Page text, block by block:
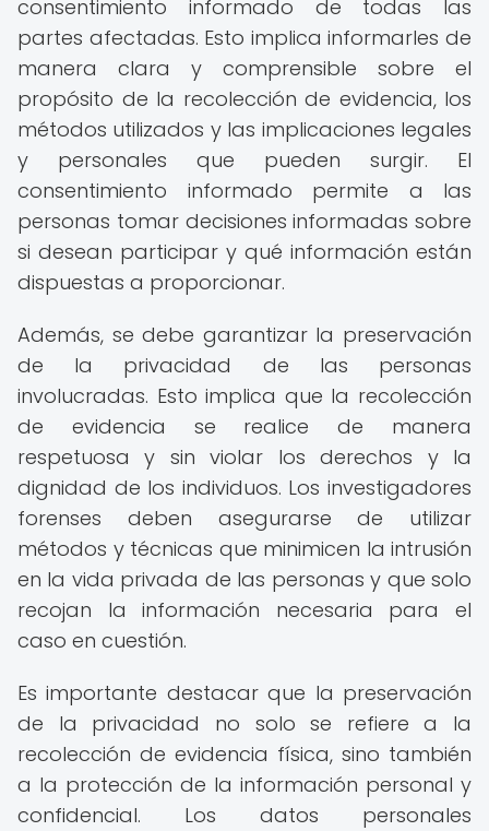
consentimiento informado de todas las
partes afectadas. Esto implica informarles de
manera clara y comprensible sobre el
propósito de la recolección de evidencia, los
métodos utilizados y las implicaciones legales
y personales que pueden surgir. El
consentimiento informado permite a las
personas tomar decisiones informadas sobre
si desean participar y qué información están
dispuestas a proporcionar.
Además, se debe garantizar la preservación
de la privacidad de las personas
involucradas. Esto implica que la recolección
de evidencia se realice de manera
respetuosa y sin violar los derechos y la
dignidad de los individuos. Los investigadores
forenses deben asegurarse de utilizar
métodos y técnicas que minimicen la intrusión
en la vida privada de las personas y que solo
recojan la información necesaria para el
caso en cuestión.
Es importante destacar que la preservación
de la privacidad no solo se refiere a la
recolección de evidencia física, sino también
a la protección de la información personal y
confidencial. Los datos personales